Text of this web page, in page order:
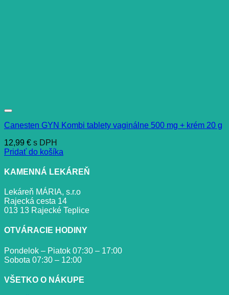
Canesten GYN Kombi tablety vaginálne 500 mg + krém 20 g
12,99 € s DPH
Pridať do košíka
KAMENNÁ LEKÁREŇ
Lekáreň MÁRIA, s.r.o
Rajecká cesta 14
013 13 Rajecké Teplice
OTVÁRACIE HODINY
Pondelok – Piatok 07:30 – 17:00
Sobota 07:30 – 12:00
VŠETKO O NÁKUPE